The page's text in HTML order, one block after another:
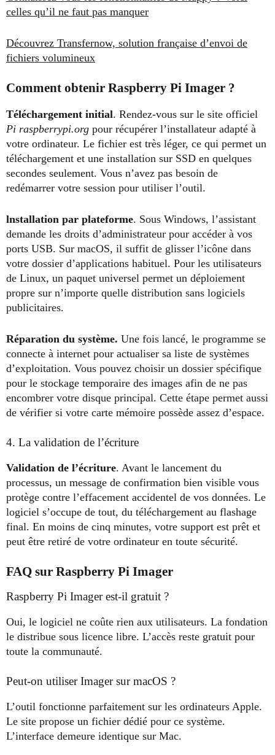
celles qu’il ne faut pas manquer
Découvrez Transfernow, solution française d’envoi de
fichiers volumineux
Comment obtenir Raspberry Pi Imager ?
Téléchargement initial. Rendez-vous sur le site officiel
Pi raspberrypi.org pour récupérer l’installateur adapté à
votre ordinateur. Le fichier est très léger, ce qui permet un
téléchargement et une installation sur SSD en quelques
secondes seulement. Vous n’avez pas besoin de
redémarrer votre session pour utiliser l’outil.
lnstallation par plateforme. Sous Windows, l’assistant
demande les droits d’administrateur pour accéder à vos
ports USB. Sur macOS, il suffit de glisser l’icône dans
votre dossier d’applications habituel. Pour les utilisateurs
de Linux, un paquet universel permet un déploiement
propre sur n’importe quelle distribution sans logiciels
publicitaires.
Réparation du système. Une fois lancé, le programme se
connecte à internet pour actualiser sa liste de systèmes
d’exploitation. Vous pouvez choisir un dossier spécifique
pour le stockage temporaire des images afin de ne pas
encombrer votre disque principal. Cette étape permet aussi
de vérifier si votre carte mémoire possède assez d’espace.
4. La validation de l’écriture
Validation de l’écriture. Avant le lancement du
processus, un message de confirmation bien visible vous
protège contre l’effacement accidentel de vos données. Le
logiciel s’occupe de tout, du téléchargement au flashage
final. En moins de cinq minutes, votre support est prêt et
peut être retiré de votre ordinateur en toute sécurité.
FAQ sur Raspberry Pi Imager
Raspberry Pi Imager est-il gratuit ?
Oui, le logiciel ne coûte rien aux utilisateurs. La fondation
le distribue sous licence libre. L’accès reste gratuit pour
toute la communauté.
Peut-on utiliser Imager sur macOS ?
L’outil fonctionne parfaitement sur les ordinateurs Apple.
Le site propose un fichier dédié pour ce système.
L’interface demeure identique sur Mac.